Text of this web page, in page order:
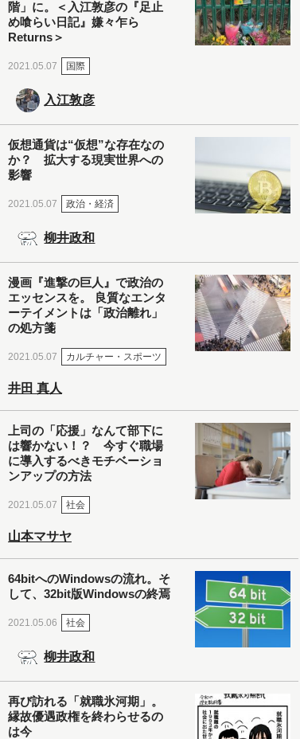
階」に。＜入江敦彦の『足止
め喰らい日記』嫌々乍ら
Returns＞
2021.05.07 国際
入江敦彦
仮想通貨は“仮想”な存在なの
か？ 拡大する現実世界への
影響
2021.05.07 政治・経済
柳井政和
漫画『進撃の巨人』で政治の
エッセンスを。 良質なエンタ
ーテイメントは「政治離れ」
の処方箋
2021.05.07 カルチャー・スポーツ
井田 真人
上司の「応援」なんて部下に
は響かない！？ 今すぐ職場
に導入するべきモチベーショ
ンアップの方法
2021.05.07 社会
山本マサヤ
64bitへのWindowsの流れ。そ
して、32bit版Windowsの終焉
2021.05.06 社会
柳井政和
再び訪れる「就職氷河期」。
縁故優遇政権を終わらせるの
は今